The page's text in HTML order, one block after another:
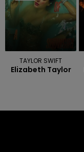
TAYLOR SWIFT
Elizabeth Taylor